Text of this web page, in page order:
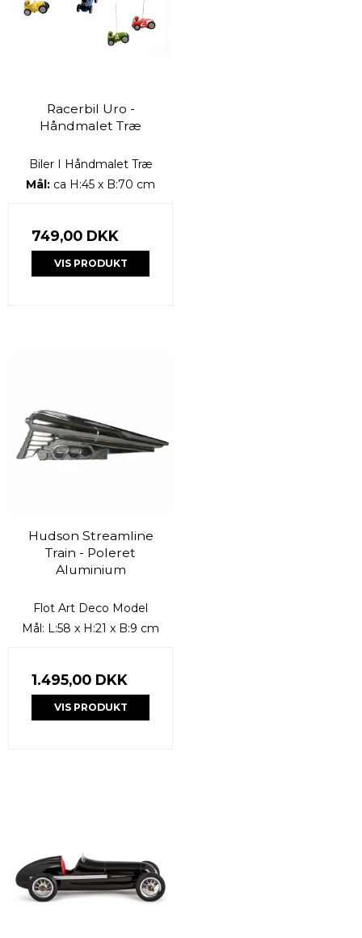
Racerbil Uro -
Håndmalet Træ
Biler I Håndmalet Træ
Mål: ca H:45 x B:70 cm
749,00 DKK
VIS PRODUKT
Hudson Streamline
Train - Poleret
Aluminium
Flot Art Deco Model
Mål: L:58 x H:21 x B:9 cm
1.495,00 DKK
VIS PRODUKT